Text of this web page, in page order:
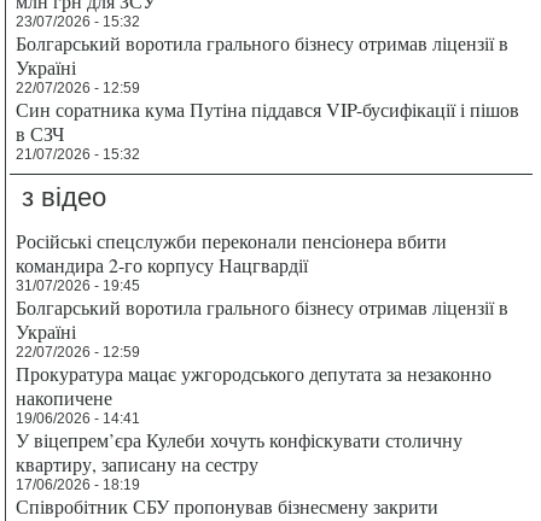
23/07/2026 - 15:32
Болгарський воротила грального бізнесу отримав ліцензії в
Україні
22/07/2026 - 12:59
Син соратника кума Путіна піддався VIP-бусифікації і пішов
в СЗЧ
21/07/2026 - 15:32
з відео
Російські спецслужби переконали пенсіонера вбити
командира 2-го корпусу Нацгвардії
31/07/2026 - 19:45
Болгарський воротила грального бізнесу отримав ліцензії в
Україні
22/07/2026 - 12:59
Прокуратура мацає ужгородського депутата за незаконно
накопичене
19/06/2026 - 14:41
У віцепрем’єра Кулеби хочуть конфіскувати столичну
квартиру, записану на сестру
17/06/2026 - 18:19
Співробітник СБУ пропонував бізнесмену закрити